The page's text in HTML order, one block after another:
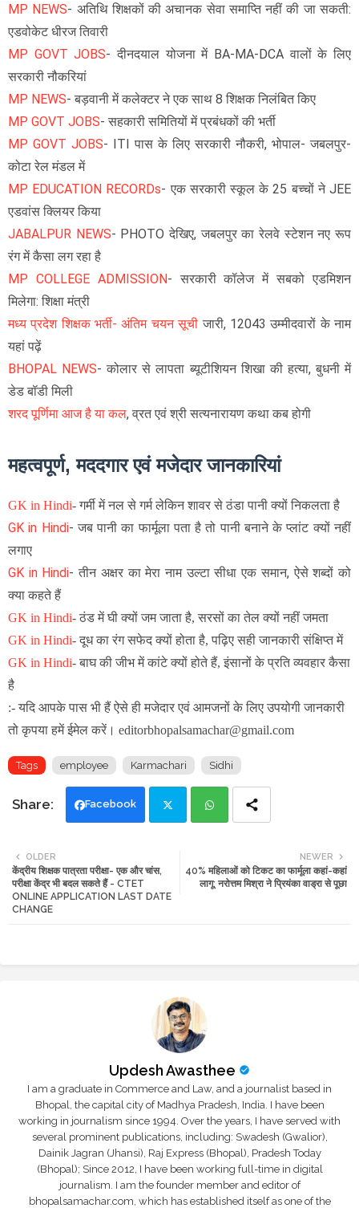
MP NEWS- अतिथि शिक्षकों की अचानक सेवा समाप्ति नहीं की जा सकती:
एडवोकेट धीरज तिवारी
MP GOVT JOBS- दीनदयाल योजना में BA-MA-DCA वालों के लिए
सरकारी नौकरियां
MP NEWS- बड़वानी में कलेक्टर ने एक साथ 8 शिक्षक निलंबित किए
MP GOVT JOBS- सहकारी समितियों में प्रबंधकों की भर्ती
MP GOVT JOBS- ITI पास के लिए सरकारी नौकरी, भोपाल- जबलपुर-
कोटा रेल मंडल में
MP EDUCATION RECORDs- एक सरकारी स्कूल के 25 बच्चों ने JEE
एडवांस क्लियर किया
JABALPUR NEWS- PHOTO देखिए, जबलपुर का रेलवे स्टेशन नए रूप
रंग में कैसा लग रहा है
MP COLLEGE ADMISSION- सरकारी कॉलेज में सबको एडमिशन
मिलेगा: शिक्षा मंत्री
मध्य प्रदेश शिक्षक भर्ती- अंतिम चयन सूची जारी, 12043 उम्मीदवारों के नाम
यहां पढ़ें
BHOPAL NEWS- कोलार से लापता ब्यूटीशियन शिखा की हत्या, बुधनी में
डेड बॉडी मिली
शरद पूर्णिमा आज है या कल, व्रत एवं श्री सत्यनारायण कथा कब होगी
महत्वपूर्ण, मददगार एवं मजेदार जानकारियां
GK in Hindi- गर्मी में नल से गर्म लेकिन शावर से ठंडा पानी क्यों निकलता है
GK in Hindi- जब पानी का फार्मूला पता है तो पानी बनाने के प्लांट क्यों नहीं
लगाए
GK in Hindi- तीन अक्षर का मेरा नाम उल्टा सीधा एक समान, ऐसे शब्दों को
क्या कहते हैं
GK in Hindi- ठंड में घी क्यों जम जाता है, सरसों का तेल क्यों नहीं जमता
GK in Hindi- दूध का रंग सफेद क्यों होता है, पढ़िए सही जानकारी संक्षिप्त में
GK in Hindi- बाघ की जीभ में कांटे क्यों होते हैं, इंसानों के प्रति व्यवहार कैसा
है
:- यदि आपके पास भी हैं ऐसे ही मजेदार एवं आमजनों के लिए उपयोगी जानकारी
तो कृपया हमें ईमेल करें। editorbhopalsamachar@gmail.com
Tags employee Karmachari Sidhi
Facebook
tte ats
NEWER
40% महिलाओं को टिकट का फार्मूला कहां-कहां
लागू: नरोत्तम मिश्रा ने प्रियंका वाड्रा से पूछा
OLDER
केंद्रीय शिक्षक पात्रता परीक्षा- एक और चांस,
परीक्षा केंद्र भी बदल सकते हैं - CTET
ONLINE APPLICATION LAST DATE
CHANGE
Updesh Awasthee
I am a graduate in Commerce and Law, and a journalist based in
Bhopal, the capital city of Madhya Pradesh, India. I have been
working in journalism since 1994. Over the years, I have served with
several prominent publications, including: Swadesh (Gwalior),
Dainik Jagran (Jhansi), Raj Express (Bhopal), Pradesh Today
(Bhopal); Since 2012, I have been working full-time in digital
journalism. I am the founder member and editor of
bhopalsamachar.com, which has established itself as one of the